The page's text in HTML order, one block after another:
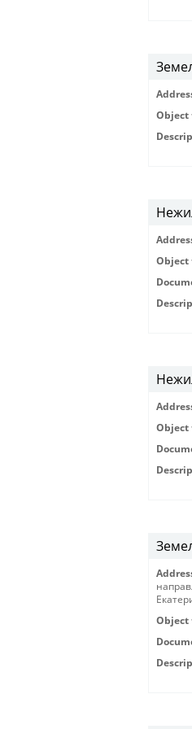
Object
Object
Object
Object